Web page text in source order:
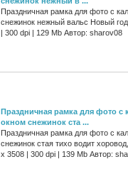
Праздничная рамка для фото с
снежинок нежный вальс Новый
| 300 dpi | 129 Mb Автор: sharov08
Праздничная рамка для фото с
окном снежинок ста ...
Праздничная рамка для фото с
снежинок стая тихо водит
х 3508 | 300 dpi | 139 Mb Автор: